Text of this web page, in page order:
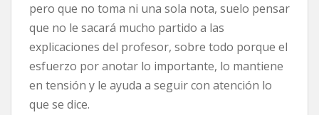
pero que no toma ni una sola nota, suelo pensar
que no le sacará mucho partido a las
explicaciones del profesor, sobre todo porque el
esfuerzo por anotar lo importante, lo mantiene
en tensión y le ayuda a seguir con atención lo
que se dice.